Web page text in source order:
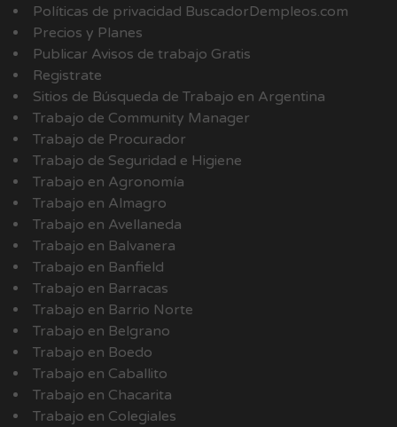
Políticas de privacidad BuscadorDempleos.com
Precios y Planes
Publicar Avisos de trabajo Gratis
Registrate
Sitios de Búsqueda de Trabajo en Argentina
Trabajo de Community Manager
Trabajo de Procurador
Trabajo de Seguridad e Higiene
Trabajo en Agronomía
Trabajo en Almagro
Trabajo en Avellaneda
Trabajo en Balvanera
Trabajo en Banfield
Trabajo en Barracas
Trabajo en Barrio Norte
Trabajo en Belgrano
Trabajo en Boedo
Trabajo en Caballito
Trabajo en Chacarita
Trabajo en Colegiales